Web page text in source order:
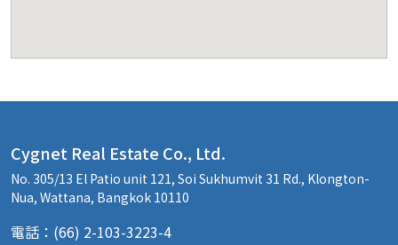
Cygnet Real Estate Co., Ltd.
No. 305/13 El Patio unit 121, Soi Sukhumvit 31 Rd., Klongton-
Nua, Wattana, Bangkok 10110
電話：(66) 2-103-3223-4